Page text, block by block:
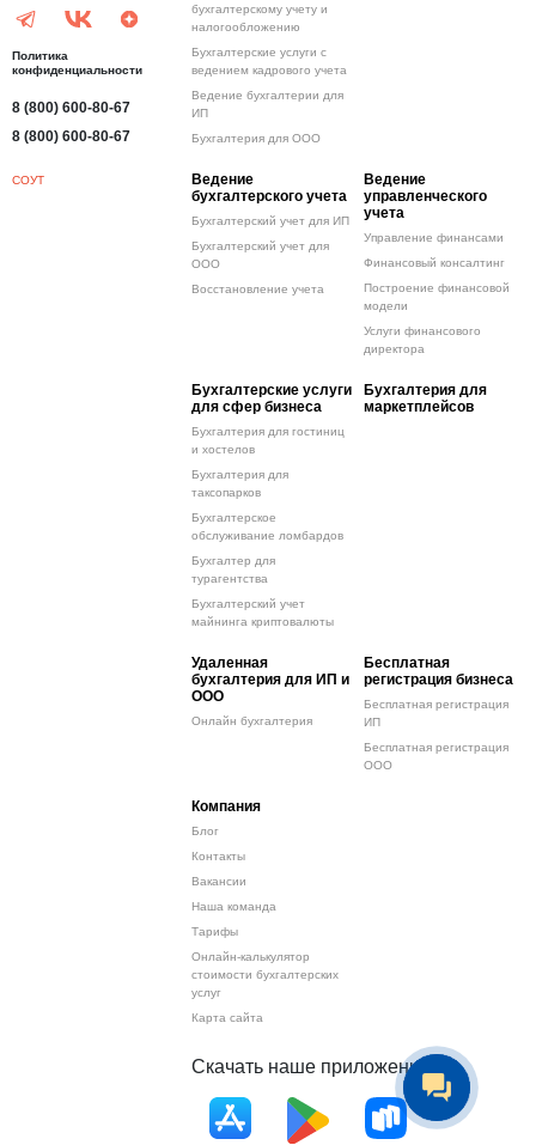
Политика
конфиденциальности
8 (800) 600-80-67
8 (800) 600-80-67
СОУТ
бухгалтерскому учету и
налогообложению
Бухгалтерские услуги с
ведением кадрового учета
Ведение бухгалтерии для
ИП
Бухгалтерия для ООО
Ведение
бухгалтерского учета
Бухгалтерский учет для ИП
Бухгалтерский учет для
ООО
Восстановление учета
Ведение
управленческого
учета
Управление финансами
Финансовый консалтинг
Построение финансовой
модели
Услуги финансового
директора
Бухгалтерские услуги
для сфер бизнеса
Бухгалтерия для гостиниц
и хостелов
Бухгалтерия для
таксопарков
Бухгалтерское
обслуживание ломбардов
Бухгалтер для
турагентства
Бухгалтерский учет
майнинга криптовалюты
Бухгалтерия для
маркетплейсов
Удаленная
бухгалтерия для ИП и
ООО
Онлайн бухгалтерия
Бесплатная
регистрация бизнеса
Бесплатная регистрация
ИП
Бесплатная регистрация
ООО
Компания
Блог
Контакты
Вакансии
Наша команда
Тарифы
Онлайн-калькулятор
стоимости бухгалтерских
услуг
Карта сайта
Скачать наше приложение: